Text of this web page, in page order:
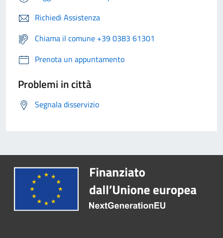
Richiedi Assistenza
Chiama il comune +39 0383 61301
Prenota un appuntamento
Problemi in città
Segnala disservizio